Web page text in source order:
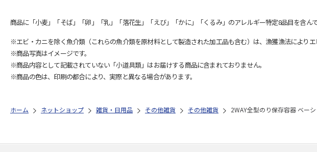
商品に「小麦」「そば」「卵」「乳」「落花生」「えび」「かに」「くるみ」のアレルギー特定8品目を含ん
※エビ・カニを除く魚介類（これらの魚介類を原材料として製造された加工品も含む）は、漁獲漁法により
※商品写真はイメージです。
※商品内容として記載されていない「小道具類」はお届けする商品に含まれておりません。
※商品の色は、印刷の都合により、実際と異なる場合があります。
ホーム ネットショップ 雑貨・日用品 その他雑貨 その他雑貨 2WAY全型のり保存容器 ベーシ